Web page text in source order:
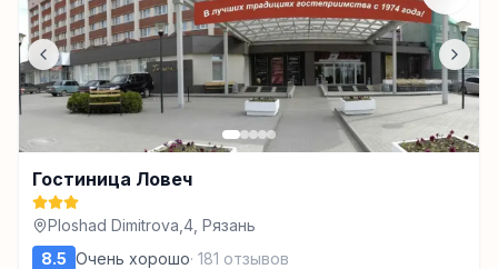
Гостиница Ловеч
Ploshad Dimitrova,4, Рязань
8.5 Очень хорошо· 181 отзывов